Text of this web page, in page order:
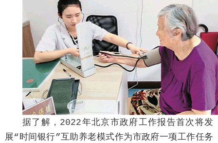
据了解，2022年北京市政府工作报告首次将发
展“时间银行”互助养老模式作为市政府一项工作任务